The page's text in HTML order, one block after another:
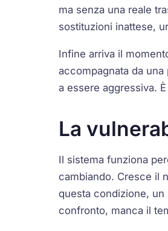
ma senza una reale
sostituzioni inattese,
Infine arriva il
accompagnata da
a essere aggressiva.
La
Il sistema funziona
cambiando. Cresce il
questa condizione,
confronto, manca il